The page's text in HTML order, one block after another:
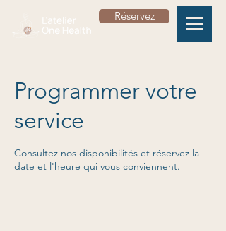
Réservez
Programmer votre
service
Consultez nos disponibilités et réservez la
date et l'heure qui vous conviennent.